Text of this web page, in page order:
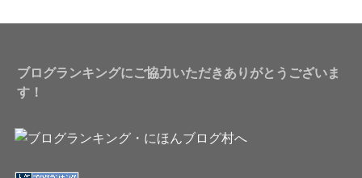
ブログランキングにご協力いただきありがとうございま
す！